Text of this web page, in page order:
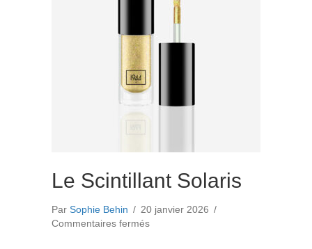
Le Scintillant Solaris
Par Sophie Behin / 20 janvier 2026 /
Commentaires ferméssur